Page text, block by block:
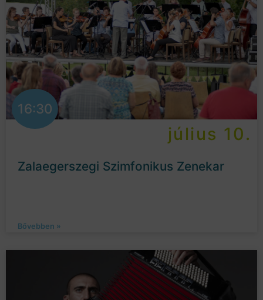
16:30
július 10.
Zalaegerszegi Szimfonikus Zenekar
Bővebben »